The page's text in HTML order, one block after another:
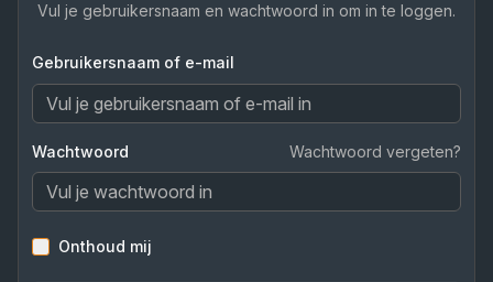
Vul je gebruikersnaam en wachtwoord in om in te loggen.
Gebruikersnaam of e-mail
Wachtwoord Wachtwoord vergeten?
Onthoud mij